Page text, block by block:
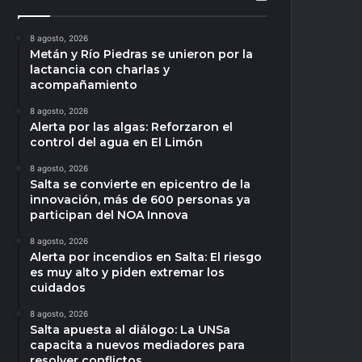
8 agosto, 2026
Metán y Río Piedras se unieron por la
lactancia con charlas y
acompañamiento
8 agosto, 2026
Alerta por las algas: Reforzaron el
control del agua en El Limón
8 agosto, 2026
Salta se convierte en epicentro de la
innovación, más de 600 personas ya
participan del NOA Innova
8 agosto, 2026
Alerta por incendios en Salta: El riesgo
es muy alto y piden extremar los
cuidados
8 agosto, 2026
Salta apuesta al diálogo: La UNSa
capacita a nuevos mediadores para